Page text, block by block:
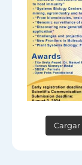
Cargar